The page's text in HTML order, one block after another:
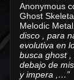
Anonymous
Ghost
Melodic Metal
disco , para
evolutiva en
busca ghost
debajo de
y impera ,…”